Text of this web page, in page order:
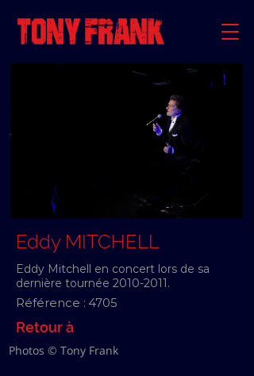
Eddy MITCHELL
Eddy Mitchell en concert lors de sa
dernière tournée 2010-2011.
Référence : 4705
Retour à
Photos © Tony Frank